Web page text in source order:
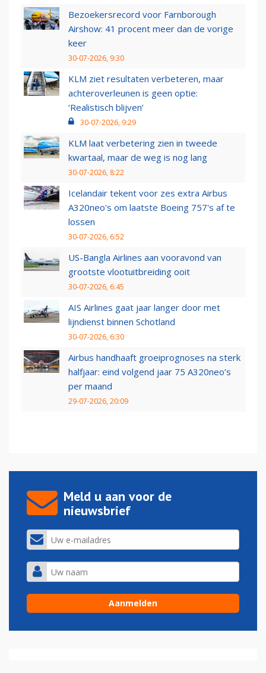
Bezoekersrecord voor Farnborough
Airshow: 41 procent meer dan de vorige
keer
30-07-2026, 9:30
KLM ziet resultaten verbeteren, maar
achteroverleunen is geen optie:
‘Realistisch blijven’
30-07-2026, 9:29
KLM laat verbetering zien in tweede
kwartaal, maar de weg is nog lang
30-07-2026, 8:22
Icelandair tekent voor zes extra Airbus
A320neo's om laatste Boeing 757's af te
lossen
30-07-2026, 6:52
US-Bangla Airlines aan vooravond van
grootste vlootuitbreiding ooit
30-07-2026, 6:45
AIS Airlines gaat jaar langer door met
lijndienst binnen Schotland
30-07-2026, 6:30
Airbus handhaaft groeiprognoses na sterk
halfjaar: eind volgend jaar 75 A320neo’s
per maand
29-07-2026, 20:09
Meld u aan voor de
nieuwsbrief